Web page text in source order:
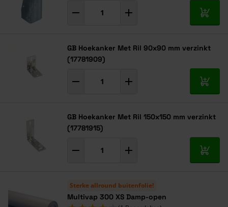
In
GB Hoekanker Met Ril 90x90 mm verzinkt
(17781909)
In
GB Hoekanker Met Ril 150x150 mm verzinkt
(17781915)
In
Sterke allround buitenfolie!
Multivap 300 XS Damp-open